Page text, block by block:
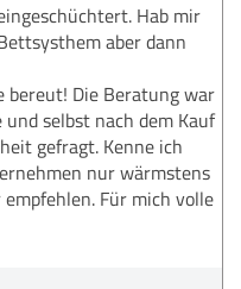
Hab mir
aber dann
bereut! Die Beratung war
selbst nach dem Kauf
gefragt. Kenne ich
nur wärmstens
Für mich volle